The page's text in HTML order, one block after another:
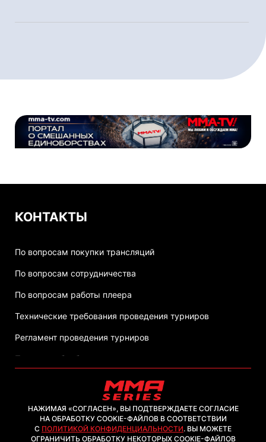
КОНТАКТЫ
По вопросам покупки трансляций
По вопросам сотрудничества
По вопросам работы плеера
Технические требования проведения турниров
Регламент проведения турниров
Политика обработки персональных данных
2026, ООО "ММА-ТВ.КОМ"
НАЖИМАЯ «СОГЛАСЕН», ВЫ ПОДТВЕРЖДАЕТЕ СОГЛАСИЕ
НА ОБРАБОТКУ COOKIE-ФАЙЛОВ В СООТВЕТСТВИИ
С ПОЛИТИКОЙ КОНФИДЕНЦИАЛЬНОСТИ. ВЫ МОЖЕТЕ
ОГРАНИЧИТЬ ОБРАБОТКУ НЕКОТОРЫХ COOKIE-ФАЙЛОВ